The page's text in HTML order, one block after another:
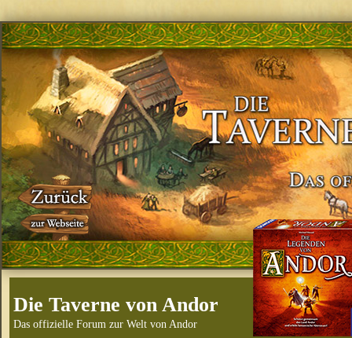
Die Taverne von Andor
Das offizielle Forum zur Welt von Andor